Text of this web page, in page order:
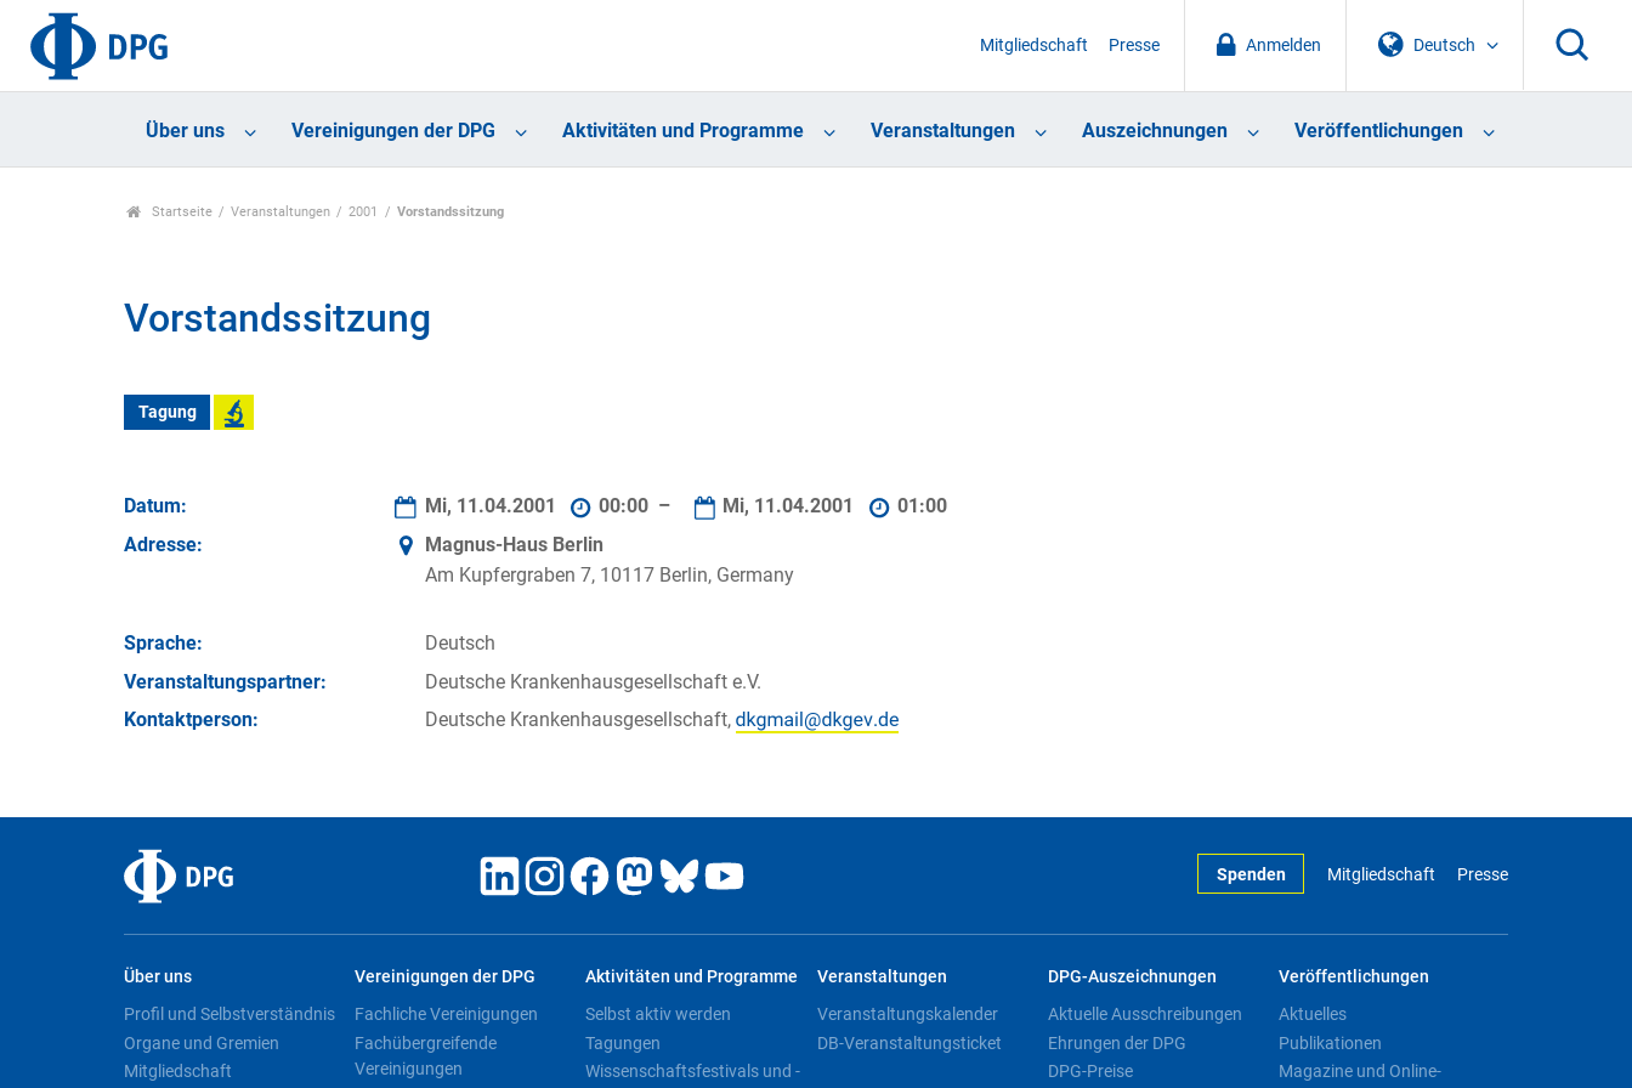
Deutsch
Anmelden
Mitgliedschaft Presse
Über uns Vereinigungen der DPG Aktivitäten und Programme Veranstaltungen Auszeichnungen Veröffentlichungen
Startseite Veranstaltungen 2001 Vorstandssitzung
Vorstandssitzung
Tagung
Datum: Mi, 11.04.2001 00:00 – Mi, 11.04.2001
01:00
Adresse:
Magnus-Haus Berlin
Am Kupfergraben 7, 10117 Berlin, Germany
Sprache:
Deutsch
Veran­staltungs­partner:
Deutsche Krankenhausgesellschaft e.V.
Kontakt­person:
Deutsche Krankenhausgesellschaft,
Spenden Mitgliedschaft Presse
Über uns
Profil und Selbstverständnis
Organe und Gremien
Mitgliedschaft
Vereinigungen der DPG
Fachliche Vereinigungen
Fachübergreifende
Vereinigungen
Aktivitäten und Programme
Selbst aktiv werden
Tagungen
Wissenschaftsfestivals und -
Veranstaltungen
Veranstaltungskalender
DB-Veranstaltungsticket
DPG-Auszeichnungen
Aktuelle Ausschreibungen
Ehrungen der DPG
DPG-Preise
Veröffentlichungen
Aktuelles
Publikationen
Magazine und Online-